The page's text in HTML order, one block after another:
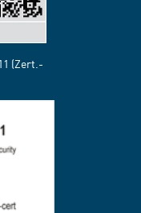
(Zert.-